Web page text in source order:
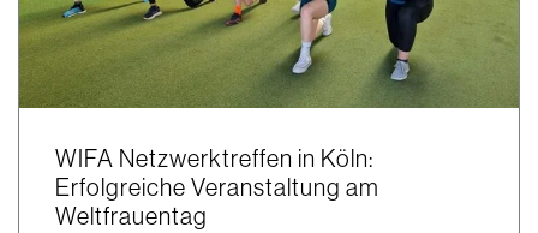
WIFA Netzwerktreffen in Köln:
Erfolgreiche Veranstaltung am
Weltfrauentag